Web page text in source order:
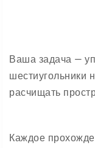
Ваша задача —
шестиугольники
расчищать
Каждое